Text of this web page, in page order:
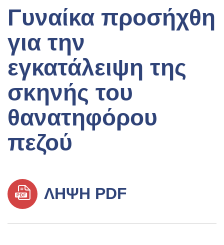
Γυναίκα προσήχθη
για την
εγκατάλειψη της
σκηνής του
θανατηφόρου
πεζού
ΛΉΨΗ PDF